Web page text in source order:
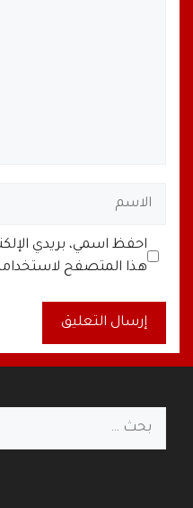
الاسم
البريد
الإلكتروني
الموقع
الإلكتروني
احفظ اسمي، بريدي
هذا المتصفح
A
t
r
البحث